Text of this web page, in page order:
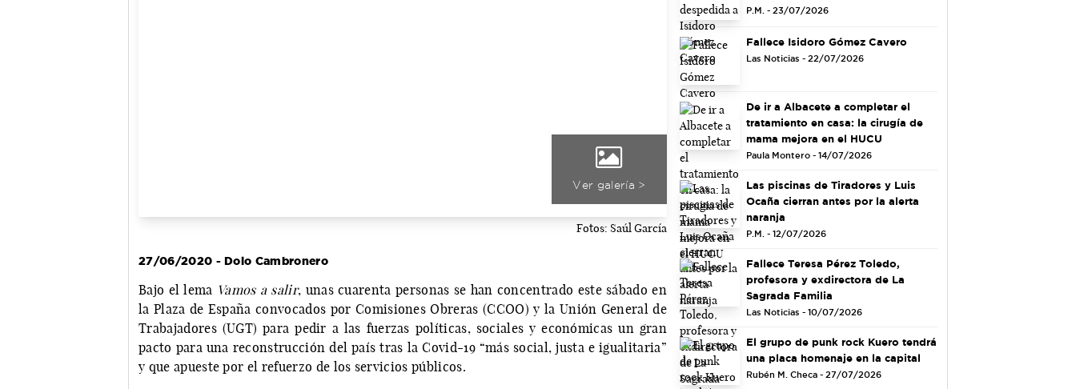
Ver galería >
Fotos: Saúl García
27/06/2020 - Dolo Cambronero
Bajo el lema Vamos a salir, unas cuarenta personas se han concentrado este sábado en
la Plaza de España convocados por Comisiones Obreras (CCOO) y la Unión General de
Trabajadores (UGT) para pedir a las fuerzas políticas, sociales y económicas un gran
pacto para una reconstrucción del país tras la Covid-19 “más social, justa e igualitaria”
y que apueste por el refuerzo de los servicios públicos.
P.M. - 23/07/2026
Fallece Isidoro Gómez Cavero
Las Noticias - 22/07/2026
De ir a Albacete a completar el
tratamiento en casa: la cirugía de
mama mejora en el HUCU
Paula Montero - 14/07/2026
Las piscinas de Tiradores y Luis
Ocaña cierran antes por la alerta
naranja
P.M. - 12/07/2026
Fallece Teresa Pérez Toledo,
profesora y exdirectora de La
Sagrada Familia
Las Noticias - 10/07/2026
El grupo de punk rock Kuero tendrá
una placa homenaje en la capital
Rubén M. Checa - 27/07/2026